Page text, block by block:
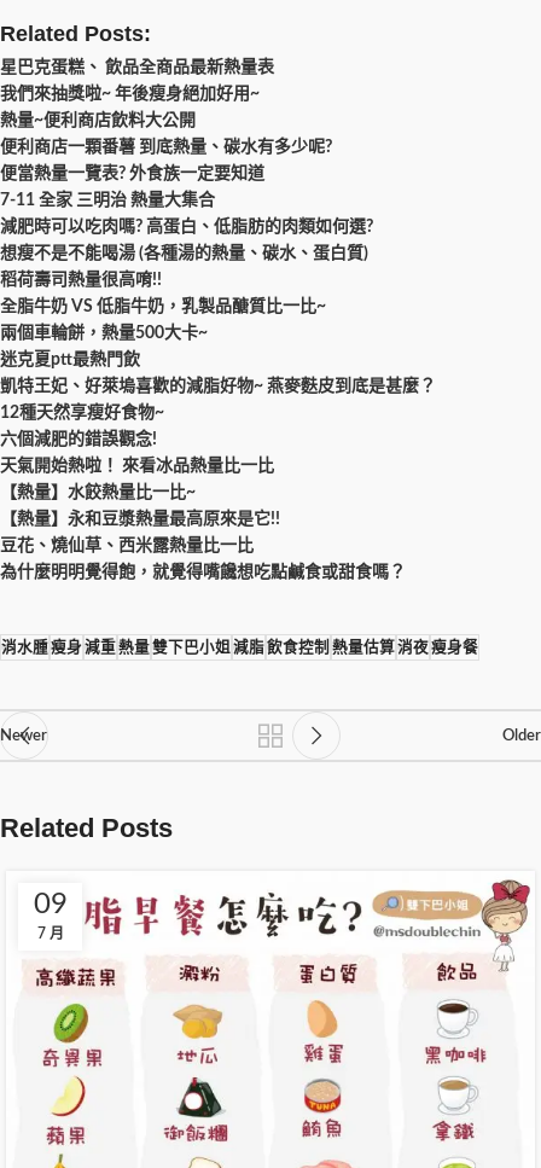
Related Posts:
星巴克蛋糕、 飲品全商品最新熱量表
我們來抽獎啦~ 年後瘦身絕加好用~
熱量~便利商店飲料大公開
便利商店一顆番薯 到底熱量、碳水有多少呢?
便當熱量一覽表? 外食族一定要知道
7-11 全家 三明治 熱量大集合
減肥時可以吃肉嗎? 高蛋白、低脂肪的肉類如何選?
想瘦不是不能喝湯 (各種湯的熱量、碳水、蛋白質)
稻荷壽司熱量很高唷!!
全脂牛奶 VS 低脂牛奶，乳製品醣質比一比~
兩個車輪餅，熱量500大卡~
迷克夏ptt最熱門飲
凱特王妃、好萊塢喜歡的減脂好物~ 燕麥麩皮到底是甚麼？
12種天然享瘦好食物~
六個減肥的錯誤觀念!
天氣開始熱啦！ 來看冰品熱量比一比
【熱量】水餃熱量比一比~
【熱量】永和豆漿熱量最高原來是它!!
豆花、燒仙草、西米露熱量比一比
為什麼明明覺得飽，就覺得嘴饞想吃點鹹食或甜食嗎？
消水腫瘦身減重熱量雙下巴小姐 減脂飲食控制 熱量估算消夜瘦身餐
Newer Older
Related Posts
09
7 月